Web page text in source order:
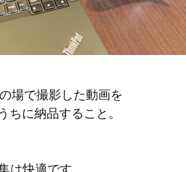
場で撮影した動画を
ちに納品すること。
は快適です。